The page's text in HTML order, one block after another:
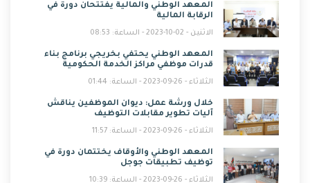
المعهد الوطني والمالية يفتتحان دورة في
الرقابة المالية
الاثنين - 02-10-2023 - الساعة: 08:53
المعهد الوطني يحتفي بخريجي برنامج بناء
قدرات موظفي مراكز الخدمة الحكومية
الثلاثاء - 26-09-2023 - الساعة: 01:44
خلال ورشة عمل: ديوان الموظفين يناقش
آليات تطوير مقابلات التوظيف
الثلاثاء - 26-09-2023 - الساعة: 11:57
المعهد الوطني والأوقاف يختتمان دورة في
توظيف تطبيقات جوجل
الثلاثاء - 26-09-2023 - الساعة: 10:39